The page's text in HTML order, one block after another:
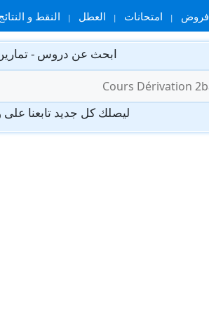
فروض امتحانات العطل النقط و
ابحث عن دروس -
ليصلك كل جديد تابعنا